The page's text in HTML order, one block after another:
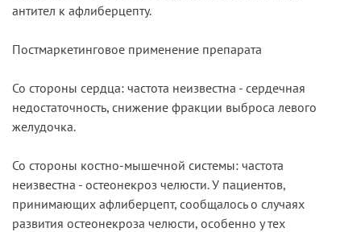
антител к афлиберцепту.
Постмаркетинговое применение препарата
Со стороны сердца: частота неизвестна - сердечная
недостаточность, снижение фракции выброса левого
желудочка.
Со стороны костно-мышечной системы: частота
неизвестна - остеонекроз челюсти. У пациентов,
принимающих афлиберцепт, сообщалось о случаях
развития остеонекроза челюсти, особенно у тех